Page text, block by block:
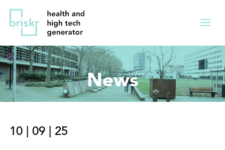
Overslaan
de
inhoud
gaan
Direct
naar
hoofdnavigatie
Menu
News
10 | 09 | 25